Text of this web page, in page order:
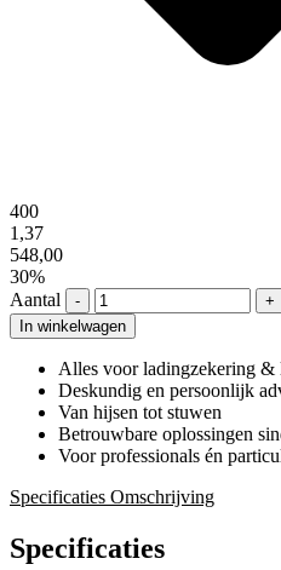
400
1,37
548,00
30%
Aantal
-
+
In winkelwagen
Alles voor ladingzekering &
Deskundig en persoonlijk
Van hijsen tot stuwen
Betrouwbare oplossingen
Voor professionals én
Specificaties Omschrijving
Specificaties